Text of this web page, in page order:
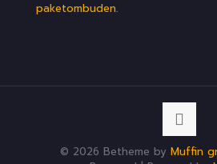
paketombuden.
© 2026 Betheme by Muffin